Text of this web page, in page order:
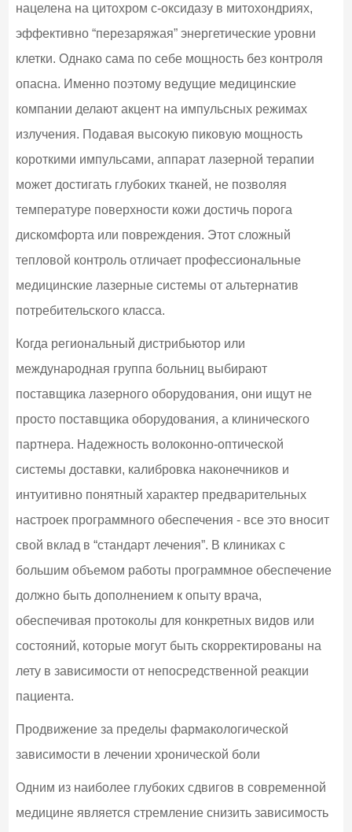
нацелена на цитохром c-оксидазу в митохондриях,
эффективно “перезаряжая” энергетические уровни
клетки. Однако сама по себе мощность без контроля
опасна. Именно поэтому ведущие медицинские
компании делают акцент на импульсных режимах
излучения. Подавая высокую пиковую мощность
короткими импульсами, аппарат лазерной терапии
может достигать глубоких тканей, не позволяя
температуре поверхности кожи достичь порога
дискомфорта или повреждения. Этот сложный
тепловой контроль отличает профессиональные
медицинские лазерные системы от альтернатив
потребительского класса.
Когда региональный дистрибьютор или
международная группа больниц выбирают
поставщика лазерного оборудования, они ищут не
просто поставщика оборудования, а клинического
партнера. Надежность волоконно-оптической
системы доставки, калибровка наконечников и
интуитивно понятный характер предварительных
настроек программного обеспечения - все это вносит
свой вклад в “стандарт лечения”. В клиниках с
большим объемом работы программное обеспечение
должно быть дополнением к опыту врача,
обеспечивая протоколы для конкретных видов или
состояний, которые могут быть скорректированы на
лету в зависимости от непосредственной реакции
пациента.
Продвижение за пределы фармакологической
зависимости в лечении хронической боли
Одним из наиболее глубоких сдвигов в современной
медицине является стремление снизить зависимость